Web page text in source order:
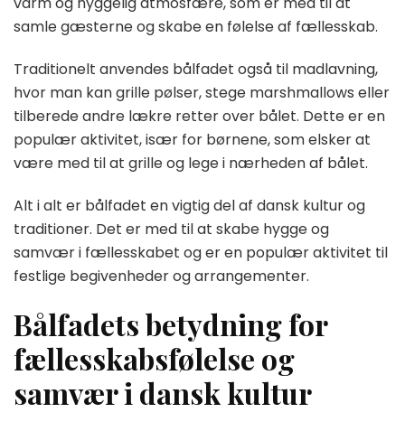
samle gæsterne og skabe en følelse af fællesskab.
Traditionelt anvendes bålfadet også til madlavning,
hvor man kan grille pølser, stege marshmallows eller
tilberede andre lækre retter over bålet. Dette er en
populær aktivitet, især for børnene, som elsker at
være med til at grille og lege i nærheden af bålet.
Alt i alt er bålfadet en vigtig del af dansk kultur og
traditioner. Det er med til at skabe hygge og
samvær i fællesskabet og er en populær aktivitet til
festlige begivenheder og arrangementer.
Bålfadets betydning for
fællesskabsfølelse og
samvær i dansk kultur